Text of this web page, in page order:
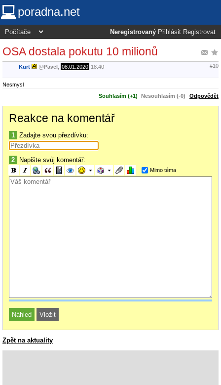
poradna.net
Neregistrovaný Přihlásit Registrovat
OSA dostala pokutu 10 milionů
Kurt @Pavel 08.01.2020 18:40 #10
Nesmysl
Souhlasím (+1)
Nesouhlasím (-0) Odpovědět
Reakce na komentář
1 Zadajte svou přezdívku:
2 Napište svůj komentář:
Mimo téma
Zpět na aktuality